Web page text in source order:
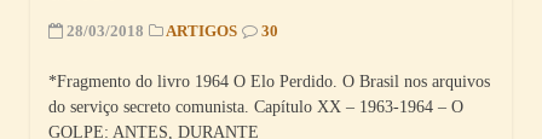
28/03/2018 ARTIGOS 30
*Fragmento do livro 1964 O Elo Perdido. O Brasil nos arquivos
do serviço secreto comunista. Capítulo XX – 1963-1964 – O
GOLPE: ANTES, DURANTE